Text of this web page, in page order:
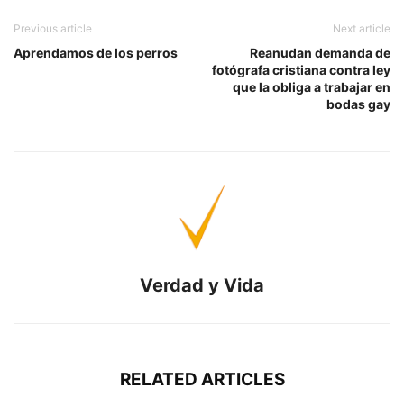
Previous article
Aprendamos de los perros
Next article
Reanudan demanda de
fotógrafa cristiana contra ley
que la obliga a trabajar en
bodas gay
Verdad y Vida
RELATED ARTICLES